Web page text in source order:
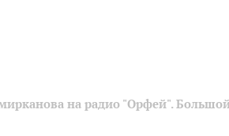
на радио "Орфей".